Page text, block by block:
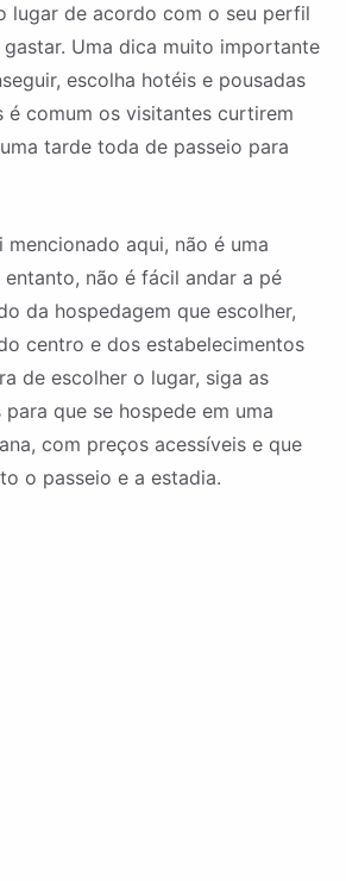
lugar de acordo com o seu perfil
Uma dica muito importante
escolha hotéis e pousadas
é comum os visitantes curtirem
tarde toda de passeio para
aqui, não é uma
não é fácil andar a pé
da hospedagem que escolher,
centro e dos estabelecimentos
de escolher o lugar, siga as
que se hospede em uma
com preços acessíveis e que
o passeio e a estadia.